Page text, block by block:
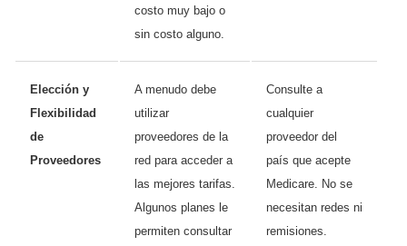
costo muy bajo o
sin costo alguno.
Elección y
Flexibilidad
de
Proveedores
A menudo debe
utilizar
proveedores de la
red para acceder a
las mejores tarifas.
Algunos planes le
permiten consultar
Consulte a
cualquier
proveedor del
país que acepte
Medicare. No se
necesitan redes ni
remisiones.